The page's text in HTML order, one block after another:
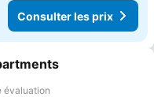
Consulter les prix
à mes favoris
évaluation